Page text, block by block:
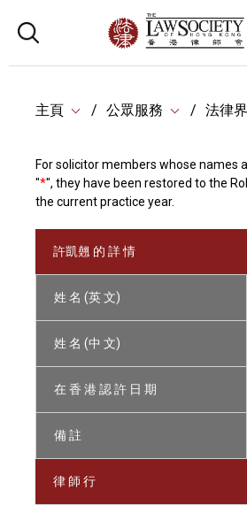
主頁 公眾服務 法律
For solicitor members whose names
"*", they have been restored to the
the current practice year.
許凱翹 的 詳 情
姓 名 (英 文)
姓 名 (中 文)
在 香 港 認 許 日 期
備 註
律 師 行